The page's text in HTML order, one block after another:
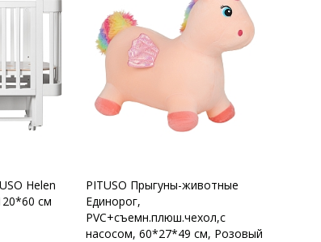
Helen
см
PITUSO Прыгуны-животные
Единорог,
PVC+съемн.плюш.чехол,с
насосом, 60*27*49 см, Розовый